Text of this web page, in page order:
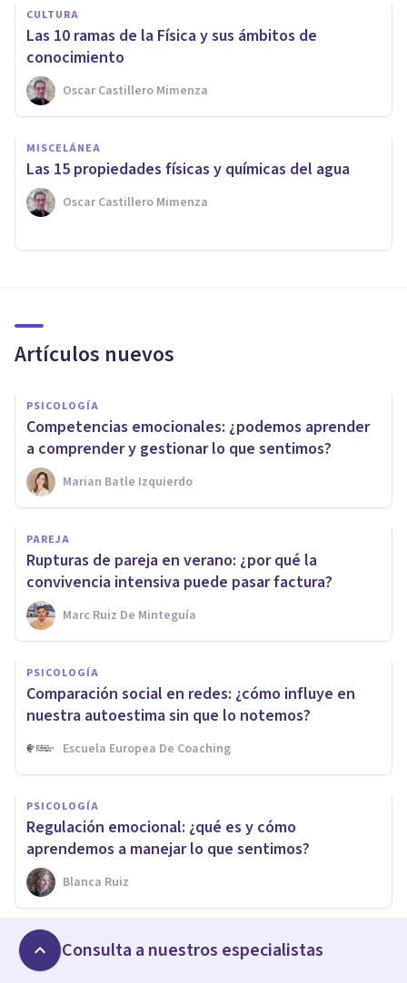
CULTURA
Las 10 ramas de la Física y sus ámbitos de
conocimiento
Oscar Castillero Mimenza
MISCELÁNEA
Las 15 propiedades físicas y químicas del agua
Oscar Castillero Mimenza
Artículos nuevos
PSICOLOGÍA
Competencias emocionales: ¿podemos aprender
a comprender y gestionar lo que sentimos?
Marian Batle Izquierdo
PAREJA
Rupturas de pareja en verano: ¿por qué la
convivencia intensiva puede pasar factura?
Marc Ruiz De Minteguía
PSICOLOGÍA
Comparación social en redes: ¿cómo influye en
nuestra autoestima sin que lo notemos?
Escuela Europea De Coaching
PSICOLOGÍA
Regulación emocional: ¿qué es y cómo
aprendemos a manejar lo que sentimos?
Blanca Ruiz
Consulta a nuestros especialistas